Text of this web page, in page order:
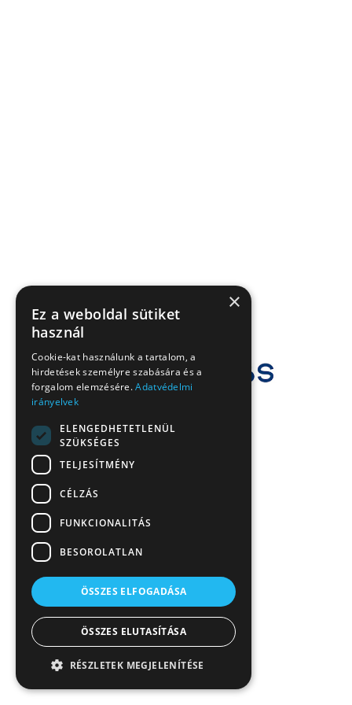
×
Ez a weboldal sütiket
használ
Cookie-kat használunk a tartalom, a
hirdetések személyre szabására és a
forgalom elemzésére.Adatvédelmi
irányelvek
ELENGEDHETETLENÜL
SZÜKSÉGES
TELJESÍTMÉNY
CÉLZÁS
FUNKCIONALITÁS
BESOROLATLAN
ÖSSZES ELFOGADÁSA
ÖSSZES ELUTASÍTÁSA
RÉSZLETEK MEGJELENÍTÉSE